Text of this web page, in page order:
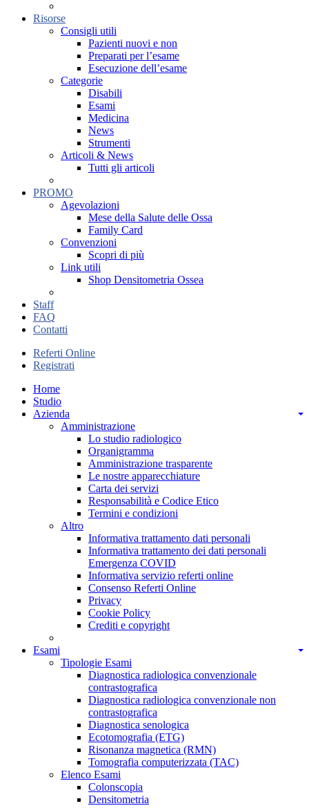
Risorse
Consigli utili
Pazienti nuovi e non
Preparati per l’esame
Esecuzione dell’esame
Categorie
Disabili
Esami
Medicina
News
Strumenti
Articoli & News
Tutti gli articoli
PROMO
Agevolazioni
Mese della Salute delle Ossa
Family Card
Convenzioni
Scopri di più
Link utili
Shop Densitometria Ossea
Staff
FAQ
Contatti
Referti Online
Registrati
Home
Studio
Azienda
Amministrazione
Lo studio radiologico
Organigramma
Amministrazione trasparente
Le nostre apparecchiature
Carta dei servizi
Responsabilità e Codice Etico
Termini e condizioni
Altro
Informativa trattamento dati personali
Informativa trattamento dei dati personali
Emergenza COVID
Informativa servizio referti online
Consenso Referti Online
Privacy
Cookie Policy
Crediti e copyright
Esami
Tipologie Esami
Diagnostica radiologica convenzionale
contrastografica
Diagnostica radiologica convenzionale non
contrastografica
Diagnostica senologica
Ecotomografia (ETG)
Risonanza magnetica (RMN)
Tomografia computerizzata (TAC)
Elenco Esami
Colonscopia
Densitometria